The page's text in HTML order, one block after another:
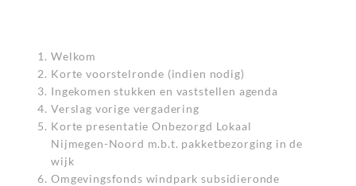
Welkom
Korte voorstelronde (indien nodig)
Ingekomen stukken en vaststellen agenda
Verslag vorige vergadering
Korte presentatie Onbezorgd Lokaal
Nijmegen-Noord m.b.t. pakketbezorging in de
wijk
Omgevingsfonds windpark subsidieronde